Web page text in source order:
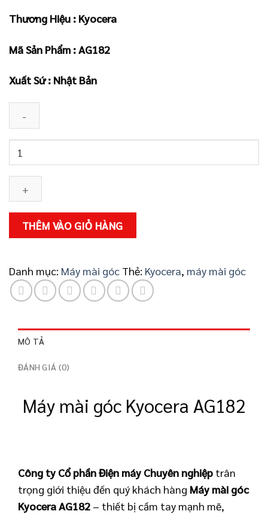
là:
Thương Hiệu : Kyocera
Mã Sản Phẩm : AG182
Xuất Sứ : Nhật Bản
MÀI
GÓC
KYOCERA
AG182
lượng
THÊM VÀO GIỎ HÀNG
Danh mục: Máy mài góc Thẻ: Kyocera, máy mài góc
MÔ TẢ
ĐÁNH GIÁ (0)
Máy mài góc Kyocera AG182
Công ty Cổ phần Điện máy Chuyên nghiệp trân
trọng giới thiệu đến quý khách hàng Máy mài góc
Kyocera AG182 – thiết bị cầm tay mạnh mẽ,